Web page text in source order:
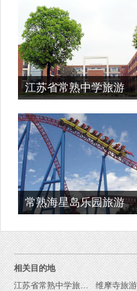
江苏省常熟中学旅游
常熟海星岛乐园旅游
相关目的地
江苏省常熟中学旅游线路
维摩寺旅